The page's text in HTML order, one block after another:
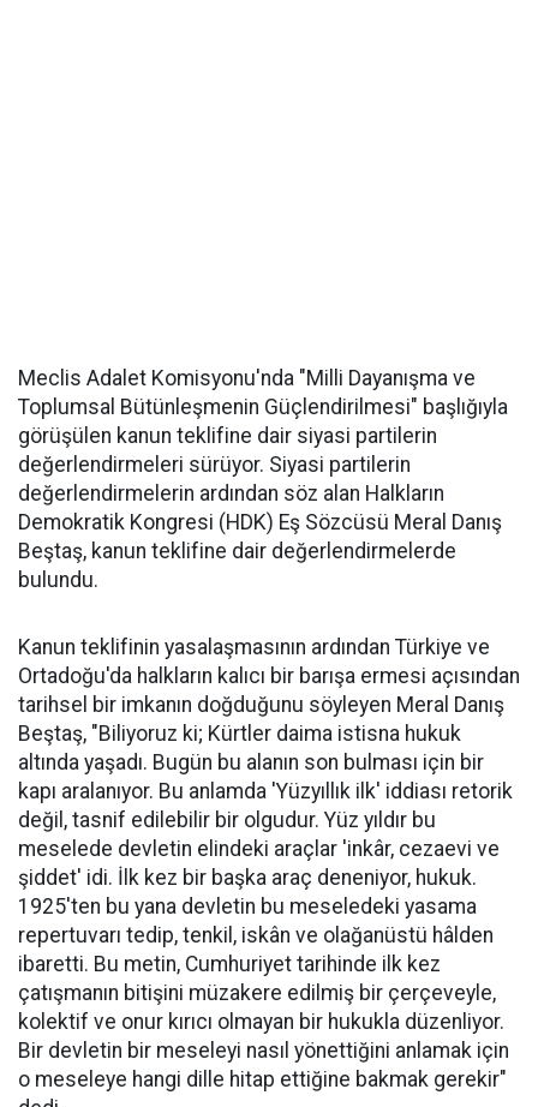
Meclis Adalet Komisyonu'nda "Milli Dayanışma ve
Toplumsal Bütünleşmenin Güçlendirilmesi" başlığıyla
görüşülen kanun teklifine dair siyasi partilerin
değerlendirmeleri sürüyor. Siyasi partilerin
değerlendirmelerin ardından söz alan Halkların
Demokratik Kongresi (HDK) Eş Sözcüsü Meral Danış
Beştaş, kanun teklifine dair değerlendirmelerde
bulundu.
Kanun teklifinin yasalaşmasının ardından Türkiye ve
Ortadoğu'da halkların kalıcı bir barışa ermesi açısından
tarihsel bir imkanın doğduğunu söyleyen Meral Danış
Beştaş, "Biliyoruz ki; Kürtler daima istisna hukuk
altında yaşadı. Bugün bu alanın son bulması için bir
kapı aralanıyor. Bu anlamda 'Yüzyıllık ilk' iddiası retorik
değil, tasnif edilebilir bir olgudur. Yüz yıldır bu
meselede devletin elindeki araçlar 'inkâr, cezaevi ve
şiddet' idi. İlk kez bir başka araç deneniyor, hukuk.
1925'ten bu yana devletin bu meseledeki yasama
repertuvarı tedip, tenkil, iskân ve olağanüstü hâlden
ibaretti. Bu metin, Cumhuriyet tarihinde ilk kez
çatışmanın bitişini müzakere edilmiş bir çerçeveyle,
kolektif ve onur kırıcı olmayan bir hukukla düzenliyor.
Bir devletin bir meseleyi nasıl yönettiğini anlamak için
o meseleye hangi dille hitap ettiğine bakmak gerekir"